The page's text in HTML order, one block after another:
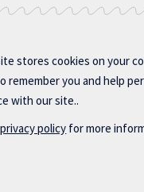
stores cookies on your
remember you and help
with our site..
privacy policy for more